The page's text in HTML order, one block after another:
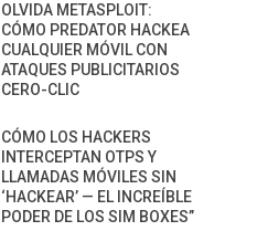
OLVIDA METASPLOIT:
CÓMO PREDATOR HACKEA
CUALQUIER MÓVIL CON
ATAQUES PUBLICITARIOS
CERO-CLIC
CÓMO LOS HACKERS
INTERCEPTAN OTPS Y
LLAMADAS MÓVILES SIN
‘HACKEAR’ — EL INCREÍBLE
PODER DE LOS SIM BOXES”